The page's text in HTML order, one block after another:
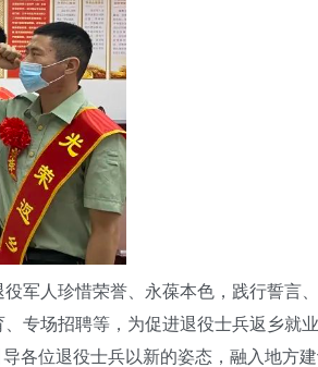
军人珍惜荣誉、永葆本色，践行誓言
专场招聘等，为促进退役士兵返乡就业
各位退役士兵以新的姿态，融入地方